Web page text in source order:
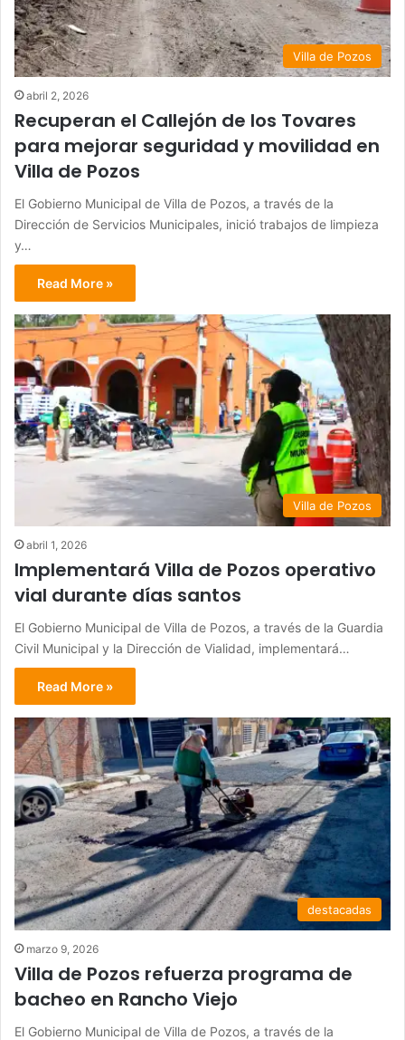
Villa de Pozos
abril 2, 2026
Recuperan el Callejón de los Tovares
para mejorar seguridad y movilidad en
Villa de Pozos
El Gobierno Municipal de Villa de Pozos, a través de la
Dirección de Servicios Municipales, inició trabajos de limpieza
y…
Read More »
Villa de Pozos
abril 1, 2026
Implementará Villa de Pozos operativo
vial durante días santos
El Gobierno Municipal de Villa de Pozos, a través de la Guardia
Civil Municipal y la Dirección de Vialidad, implementará…
Read More »
destacadas
marzo 9, 2026
Villa de Pozos refuerza programa de
bacheo en Rancho Viejo
El Gobierno Municipal de Villa de Pozos, a través de la